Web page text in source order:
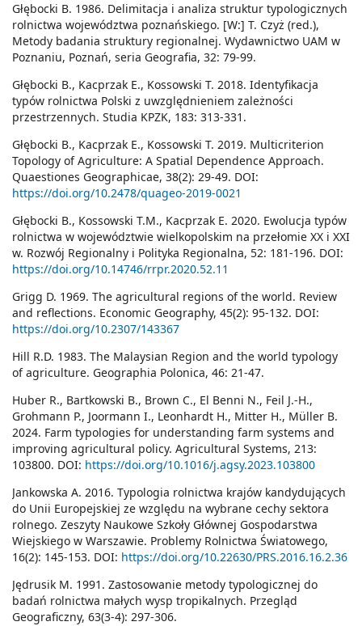
Głębocki B. 1986. Delimitacja i analiza struktur typologicznych
rolnictwa województwa poznańskiego. [W:] T. Czyż (red.),
Metody badania struktury regionalnej. Wydawnictwo UAM w
Poznaniu, Poznań, seria Geografia, 32: 79-99.
Głębocki B., Kacprzak E., Kossowski T. 2018. Identyfikacja
typów rolnictwa Polski z uwzględnieniem zależności
przestrzennych. Studia KPZK, 183: 313-331.
Głębocki B., Kacprzak E., Kossowski T. 2019. Multicriterion
Topology of Agriculture: A Spatial Dependence Approach.
Quaestiones Geographicae, 38(2): 29-49. DOI:
https://doi.org/10.2478/quageo-2019-0021
Głębocki B., Kossowski T.M., Kacprzak E. 2020. Ewolucja typów
rolnictwa w województwie wielkopolskim na przełomie XX i XXI
w. Rozwój Regionalny i Polityka Regionalna, 52: 181-196. DOI:
https://doi.org/10.14746/rrpr.2020.52.11
Grigg D. 1969. The agricultural regions of the world. Review
and reflections. Economic Geography, 45(2): 95-132. DOI:
https://doi.org/10.2307/143367
Hill R.D. 1983. The Malaysian Region and the world typology
of agriculture. Geographia Polonica, 46: 21-47.
Huber R., Bartkowski B., Brown C., El Benni N., Feil J.-H.,
Grohmann P., Joormann I., Leonhardt H., Mitter H., Müller B.
2024. Farm typologies for understanding farm systems and
improving agricultural policy. Agricultural Systems, 213:
103800. DOI: https://doi.org/10.1016/j.agsy.2023.103800
Jankowska A. 2016. Typologia rolnictwa krajów kandydujących
do Unii Europejskiej ze względu na wybrane cechy sektora
rolnego. Zeszyty Naukowe Szkoły Głównej Gospodarstwa
Wiejskiego w Warszawie. Problemy Rolnictwa Światowego,
16(2): 145-153. DOI: https://doi.org/10.22630/PRS.2016.16.2.36
Jędrusik M. 1991. Zastosowanie metody typologicznej do
badań rolnictwa małych wysp tropikalnych. Przegląd
Geograficzny, 63(3-4): 297-306.